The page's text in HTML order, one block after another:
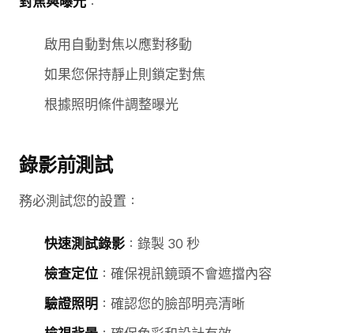
啟用自動對焦以應對移動
如果您保持靜止則鎖定對焦
根據照明條件調整曝光
錄影前測試
務必測試您的設置：
快速測試錄影 ：錄製 30 秒
檢查定位 ：確保視訊鏡頭不會遮擋內容
驗證照明 ：確認您的臉部明亮清晰